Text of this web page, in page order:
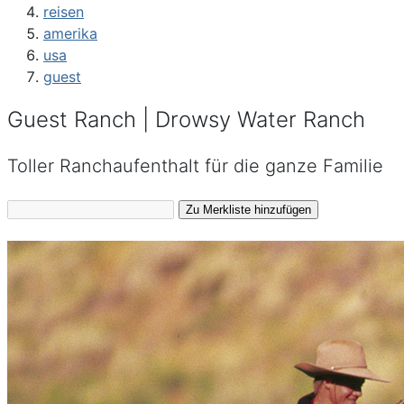
reisen
amerika
usa
guest
Guest Ranch | Drowsy Water Ranch
Toller Ranchaufenthalt für die ganze Familie